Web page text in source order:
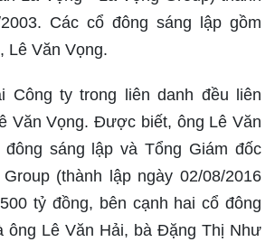
Các cổ đông sáng lập gồm
Lê Văn Vọng.
Công ty trong liên danh đều liên
Văn Vọng. Được biết, ông Lê Văn
sáng lập và Tổng Giám đốc
(thành lập ngày 02/08/2016
tỷ đồng, bên cạnh hai cổ đông
ông Lê Văn Hải, bà Đặng Thị Như